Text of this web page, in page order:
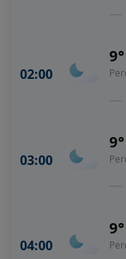
—
02:00
9°
—
03:00
9°
—
04:00
9°